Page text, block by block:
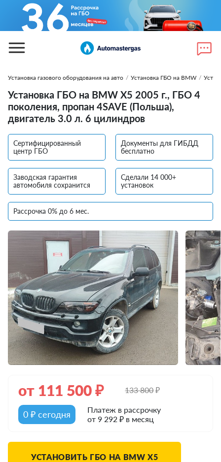
Установка газового оборудования на авто / Установка ГБО на BMW /
Установка ГБО на BMW X5 2005 г., ГБО 4
поколения, пропан 4SAVE (Польша),
двигатель 3.0 л. 6 цилиндров
Сертифицированный
центр ГБО
Документы для ГИБДД
бесплатно
Заводская гарантия
автомобиля сохранится
Сделали 14 000+
установок
Рассрочка 0% до 6 мес.
от 111 500₽ 133 800₽
0 ₽ сегодня
Платеж в рассрочку
от 9 292 ₽ в месяц
УСТАНОВИТЬ ГБО НА BMW X5